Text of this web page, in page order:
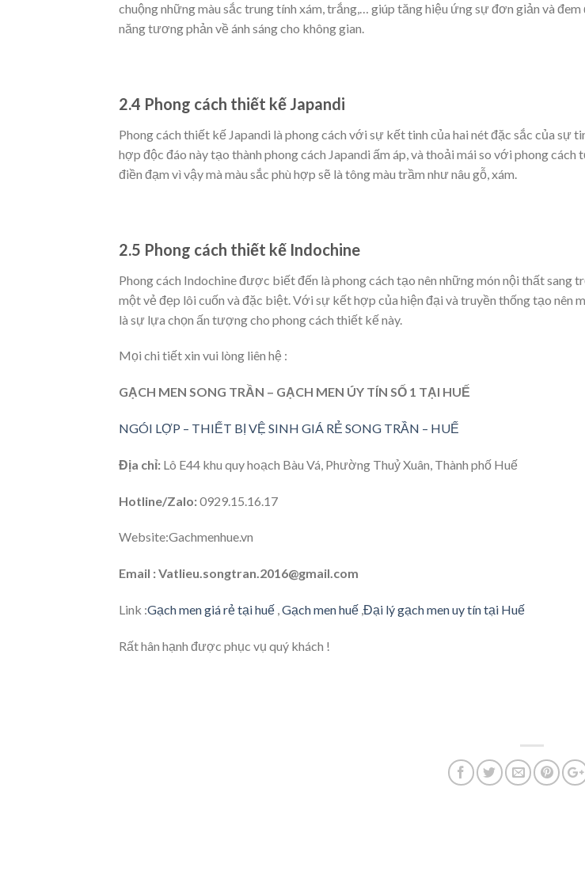
chuộng những màu sắc trung tính xám, trắng,… giúp tăng hiệu ứng sự đơn giản và
năng tương phản về ánh sáng cho không gian.
2.4 Phong cách thiết kế Japandi
Phong cách thiết kế Japandi là phong cách với sự kết tinh của hai nét đặc sắc của sự
hợp độc đáo này tạo thành phong cách Japandi ấm áp, và thoải mái so với phong
điền đạm vì vậy mà màu sắc phù hợp sẽ là tông màu trầm như nâu gỗ, xám.
2.5 Phong cách thiết kế Indochine
Phong cách Indochine được biết đến là phong cách tạo nên những món nội thất sang
một vẻ đẹp lôi cuốn và đặc biệt. Với sự kết hợp của hiện đại và truyền thống tạo nên
là sự lựa chọn ấn tượng cho phong cách thiết kế này.
Mọi chi tiết xin vui lòng liên hệ :
GẠCH MEN SONG TRẦN – GẠCH MEN ÚY TÍN SỐ 1 TẠI HUẾ
NGÓI LỢP – THIẾT BỊ VỆ SINH GIÁ RẺ SONG TRẦN – HUẾ
Địa chỉ:Lô E44 khu quy hoạch Bàu Vá, Phường Thuỷ Xuân, Thành phố Huế
Hotline/Zalo:0929.15.16.17
Website:Gachmenhue.vn
Email : Vatlieu.songtran.2016@gmail.com
Link :Gạch men giá rẻ tại huế,Gạch men huế,Đại lý gạch men uy tín tại Huế
Rất hân hạnh được phục vụ quý khách !